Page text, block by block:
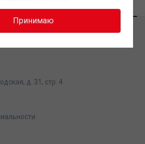
д. 31, стр. 4
Принимаю